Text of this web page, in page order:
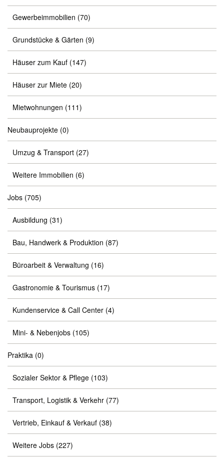
Gewerbeimmobilien (70)
Grundstücke & Gärten (9)
Häuser zum Kauf (147)
Häuser zur Miete (20)
Mietwohnungen (111)
Neubauprojekte (0)
Umzug & Transport (27)
Weitere Immobilien (6)
Jobs (705)
Ausbildung (31)
Bau, Handwerk & Produktion (87)
Büroarbeit & Verwaltung (16)
Gastronomie & Tourismus (17)
Kundenservice & Call Center (4)
Mini- & Nebenjobs (105)
Praktika (0)
Sozialer Sektor & Pflege (103)
Transport, Logistik & Verkehr (77)
Vertrieb, Einkauf & Verkauf (38)
Weitere Jobs (227)